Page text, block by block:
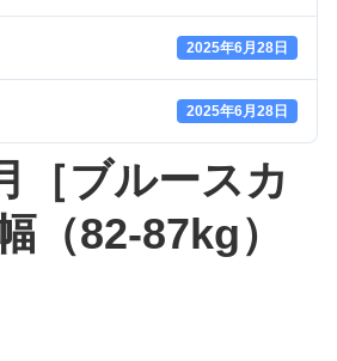
2025年6月28日
2025年6月28日
［ブルースカ
（82-87kg）